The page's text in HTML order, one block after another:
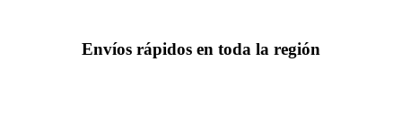
Envíos rápidos en toda la región